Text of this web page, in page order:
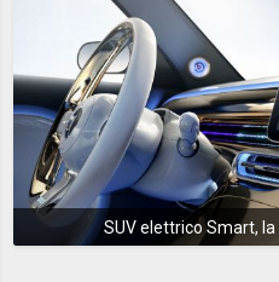
SUV elettrico Smart,